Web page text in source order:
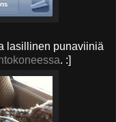
lasillinen punaviiniä
. :]